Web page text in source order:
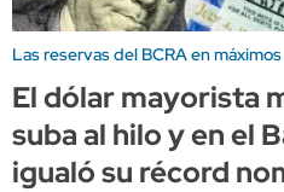
Las reservas del BCRA en máximos
El dólar mayorista
suba al hilo y en el
igualó su récord